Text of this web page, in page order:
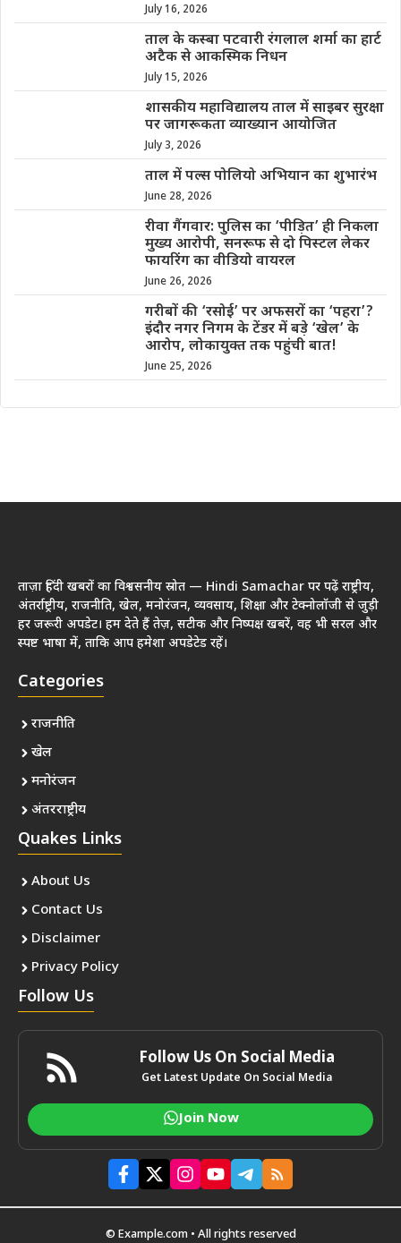
July 16, 2026
ताल के कस्बा पटवारी रंगलाल शर्मा का हार्ट
अटैक से आकस्मिक निधन
July 15, 2026
शासकीय महाविद्यालय ताल में साइबर सुरक्षा
पर जागरूकता व्याख्यान आयोजित
July 3, 2026
ताल में पल्स पोलियो अभियान का शुभारंभ
June 28, 2026
रीवा गैंगवार: पुलिस का ‘पीड़ित’ ही निकला
मुख्य आरोपी, सनरूफ से दो पिस्टल लेकर
फायरिंग का वीडियो वायरल
June 26, 2026
गरीबों की ‘रसोई’ पर अफसरों का ‘पहरा’?
इंदौर नगर निगम के टेंडर में बड़े ‘खेल’ के
आरोप, लोकायुक्त तक पहुंची बात!
June 25, 2026
ताज़ा हिंदी खबरों का विश्वसनीय स्रोत — Hindi Samachar पर पढ़ें राष्ट्रीय,
अंतर्राष्ट्रीय, राजनीति, खेल, मनोरंजन, व्यवसाय, शिक्षा और टेक्नोलॉजी से जुड़ी
हर जरूरी अपडेट। हम देते हैं तेज़, सटीक और निष्पक्ष खबरें, वह भी सरल और
स्पष्ट भाषा में, ताकि आप हमेशा अपडेटेड रहें।
Categories
राजनीति
खेल
मनोरंजन
अंतरराष्ट्रीय
Quakes Links
About Us
Contact Us
Disclaimer
Privacy Policy
Follow Us
Follow Us On Social Media
Get Latest Update On Social Media
Join Now
© Example.com • All rights reserved